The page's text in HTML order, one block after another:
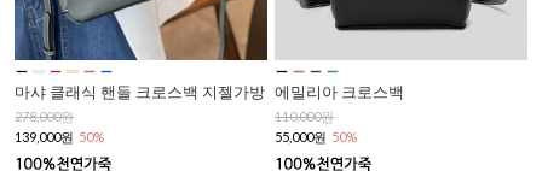
마샤 클래식 핸들 크로스백 지젤가방
278,000원
139,000원 50%
에밀리아 크로스백
110,000원
55,000원 50%